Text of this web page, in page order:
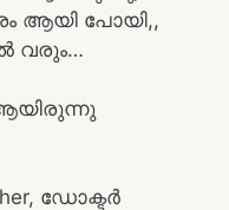
ആയി പോയി,,
വരും…
ഡോക്ടർ